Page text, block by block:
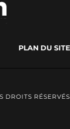
PLAN DU SITE
DROITS RÉSERVÉS